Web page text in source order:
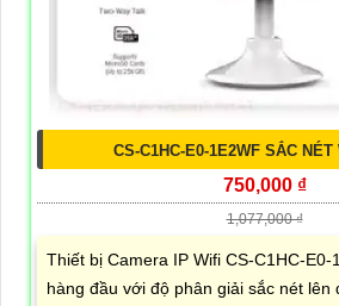
CS-C1HC-E0-1E2WF SẮC
750,000 ₫
1,077,000 ₫
Thiết bị Camera IP Wifi CS-C1HC-E0-
hàng đầu với độ phân giải sắc nét lên